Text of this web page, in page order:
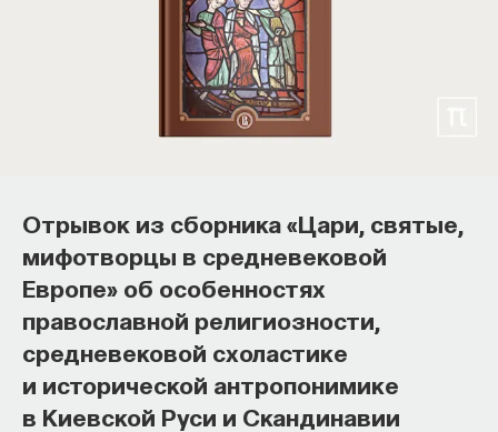
Отрывок из сборника «Цари, святые,
мифотворцы в средневековой
Европе» об особенностях
православной религиозности,
средневековой схоластике
и исторической антропонимике
в Киевской Руси и Скандинавии